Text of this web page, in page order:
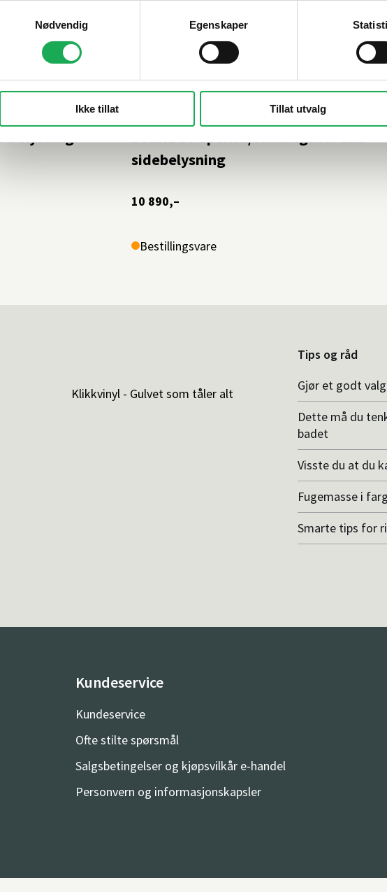
Nødvendig
Egenskaper
Ikke tillat Tillat utvalg
belysning
SCENE 80 Speil m/vinklingsbar LED
sidebelysning
10 890,–
Bestillingsvare
Klikkvinyl - Gulvet som tåler alt
Tips og råd
Gjør et godt
Dette må du
badet
Visste du at du
Fugemasse i
Smarte tips for
Kundeservice
Kundeservice
Ofte stilte spørsmål
Salgsbetingelser og kjøpsvilkår e-handel
Personvern og informasjonskapsler